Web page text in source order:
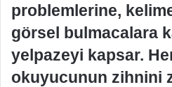
problemlerine,
görsel bulmacalara
yelpazeyi kapsar.
okuyucunun zihnini